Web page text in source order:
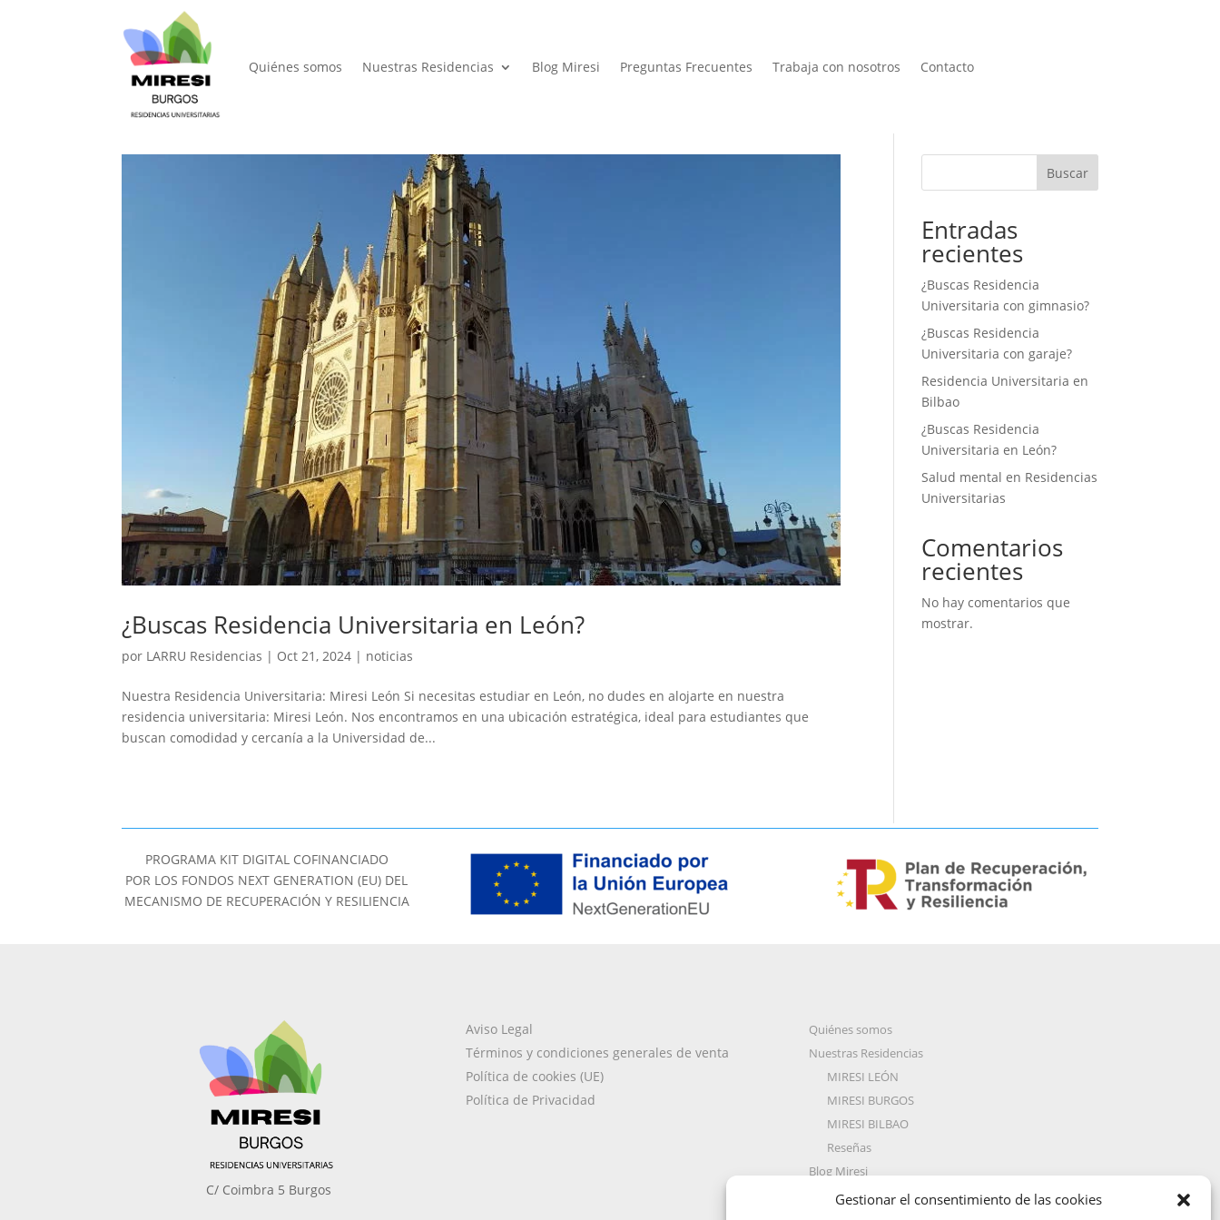
Gestionar el consentimiento de las cookies
Quiénes somos Nuestras Residencias Blog Miresi Preguntas Frecuentes Trabaja con nosotros Contacto
¿Buscas Residencia Universitaria en León?
por LARRU Residencias | Oct 21, 2024 | noticias
Nuestra Residencia Universitaria: Miresi León Si necesitas estudiar en León, no dudes en alojarte en nuestra
residencia universitaria: Miresi León. Nos encontramos en una ubicación estratégica, ideal para estudiantes que
buscan comodidad y cercanía a la Universidad de...
Buscar
Entradas
recientes
¿Buscas Residencia
Universitaria con gimnasio?
¿Buscas Residencia
Universitaria con garaje?
Residencia Universitaria en
Bilbao
¿Buscas Residencia
Universitaria en León?
Salud mental en Residencias
Universitarias
Comentarios
recientes
No hay comentarios que
mostrar.
PROGRAMA KIT DIGITAL COFINANCIADO
POR LOS FONDOS NEXT GENERATION (EU) DEL
MECANISMO DE RECUPERACIÓN Y RESILIENCIA
C/ Coimbra 5 Burgos
Aviso Legal
Términos y condiciones generales de venta
Política de cookies (UE)
Política de Privacidad
Quiénes somos
Nuestras Residencias
MIRESI LEÓN
MIRESI BURGOS
MIRESI BILBAO
Reseñas
Blog Miresi
Preguntas Frecuentes